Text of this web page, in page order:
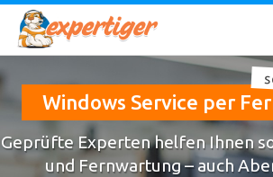
Windows Service per
Geprüfte Experten helfen Ihnen
und Fernwartung – auch